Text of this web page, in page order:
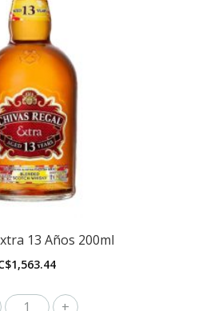
13 Años 200ml
1,563.44
Chivas